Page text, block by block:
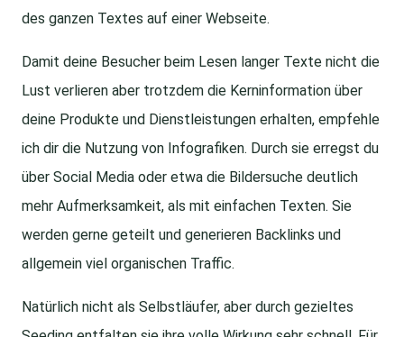
des ganzen Textes auf einer Webseite.
Damit deine Besucher beim Lesen langer Texte nicht die
Lust verlieren aber trotzdem die Kerninformation über
deine Produkte und Dienstleistungen erhalten, empfehle
ich dir die Nutzung von Infografiken. Durch sie erregst du
über Social Media oder etwa die Bildersuche deutlich
mehr Aufmerksamkeit, als mit einfachen Texten. Sie
werden gerne geteilt und generieren Backlinks und
allgemein viel organischen Traffic.
Natürlich nicht als Selbstläufer, aber durch gezieltes